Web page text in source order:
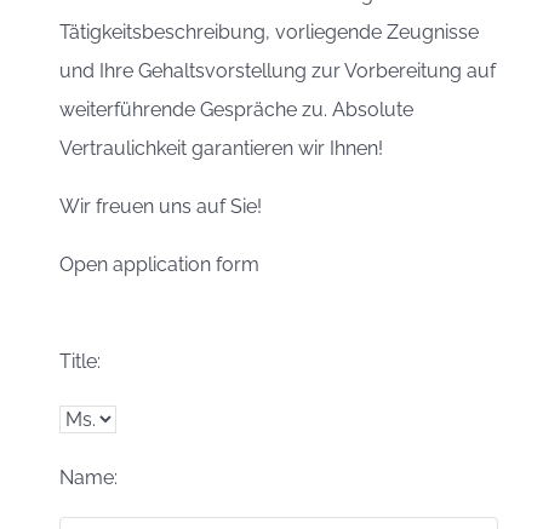
Tätigkeitsbeschreibung, vorliegende Zeugnisse
und Ihre Gehaltsvorstellung zur Vorbereitung auf
weiterführende Gespräche zu. Absolute
Vertraulichkeit garantieren wir Ihnen!
Wir freuen uns auf Sie!
Open application form
Title:
Name: